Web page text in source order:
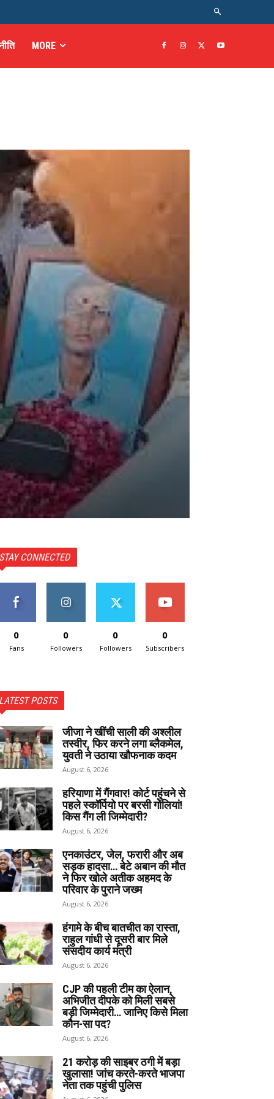
MORE
STAY CONNECTED
0
Fans
0
Followers
0
Followers
0
Subscribers
LATEST POSTS
जीजा ने खींची साली की अश्लील
तस्वीर, फिर करने लगा ब्लैकमेल,
युवती ने उठाया खौफनाक कदम
August 6, 2026
हरियाणा में गैंगवार! कोर्ट पहुंचने से
पहले स्कॉर्पियो पर बरसी गोलियां!
किस गैंग ली जिम्मेदारी?
August 6, 2026
एनकाउंटर, जेल, फरारी और अब
सड़क हादसा… बेटे अबान की मौत
ने फिर खोले अतीक अहमद के
परिवार के पुराने जख्म
August 6, 2026
हंगामे के बीच बातचीत का रास्ता,
राहुल गांधी से दूसरी बार मिले
संसदीय कार्य मंत्री
August 6, 2026
CJP की पहली टीम का ऐलान,
अभिजीत दीपके को मिली सबसे
बड़ी जिम्मेदारी… जानिए किसे मिला
कौन-सा पद?
August 6, 2026
₹21 करोड़ की साइबर ठगी में बड़ा
खुलासा! जांच करते-करते भाजपा
नेता तक पहुंची पुलिस